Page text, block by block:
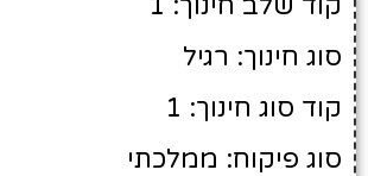
סוג חינוך: רגיל
קוד סוג חינוך: 1
סוג פיקוח: ממלכתי